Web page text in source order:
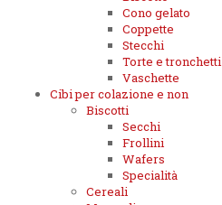
Cono gelato
Coppette
Stecchi
Torte e tronchetti
Vaschette
Cibi per colazione e non
Biscotti
Secchi
Frollini
Wafers
Specialità
Cereali